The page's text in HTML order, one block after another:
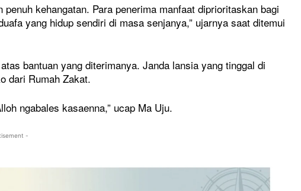
kehangatan. Para penerima manfaat diprioritaskan bagi
yang hidup sendiri di masa senjanya,” ujarnya saat ditemui
bantuan yang diterimanya. Janda lansia yang tinggal di
dari Rumah Zakat.
ngabales kasaenna,” ucap Ma Uju.
-